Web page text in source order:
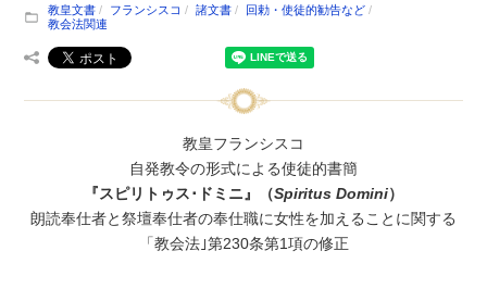
教皇文書
フランシスコ 諸文書
回勅・使徒的勧告など
教会法関連
教皇フランシスコ
自発教令の形式による使徒的書簡
『スピリトゥス･ドミニ』（Spiritus Domini）
朗読奉仕者と祭壇奉仕者の奉仕職に女性を加えることに関する
「教会法｣第230条第1項の修正